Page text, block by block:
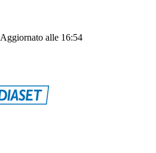
Aggiornato alle 16:54